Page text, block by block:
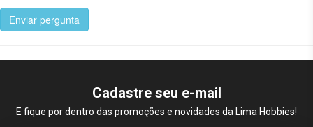
Enviar pergunta
Cadastre seu e-mail
E fique por dentro das promoções e novidades da Lima Hobbies!